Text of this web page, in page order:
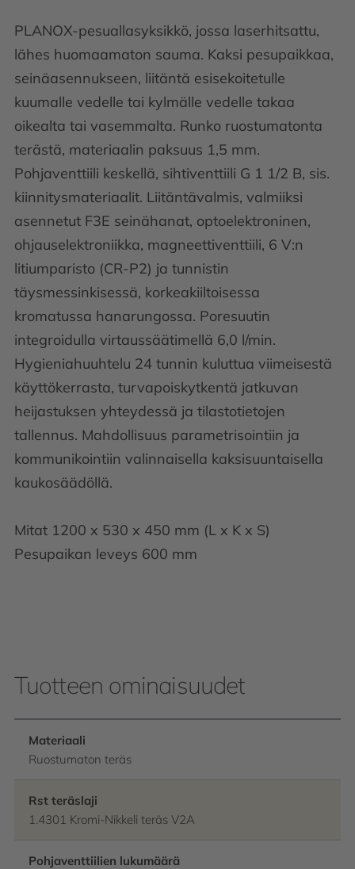
PLANOX-pesuallasyksikkö, jossa laserhitsattu,
lähes huomaamaton sauma. Kaksi pesupaikkaa,
seinäasennukseen, liitäntä esisekoitetulle
kuumalle vedelle tai kylmälle vedelle takaa
oikealta tai vasemmalta. Runko ruostumatonta
terästä, materiaalin paksuus 1,5 mm.
Pohjaventtiili keskellä, sihtiventtiili G 1 1/2 B, sis.
kiinnitysmateriaalit. Liitäntävalmis, valmiiksi
asennetut F3E seinähanat, optoelektroninen,
ohjauselektroniikka, magneettiventtiili, 6 V:n
litiumparisto (CR-P2) ja tunnistin
täysmessinkisessä, korkeakiiltoisessa
kromatussa hanarungossa. Poresuutin
integroidulla virtaussäätimellä 6,0 l/min.
Hygieniahuuhtelu 24 tunnin kuluttua viimeisestä
käyttökerrasta, turvapoiskytkentä jatkuvan
heijastuksen yhteydessä ja tilastotietojen
tallennus. Mahdollisuus parametrisointiin ja
kommunikointiin valinnaisella kaksisuuntaisella
kaukosäädöllä.
Mitat 1200 x 530 x 450 mm (L x K x S)
Pesupaikan leveys 600 mm
Tuotteen ominaisuudet
Materiaali
Ruostumaton teräs
Rst teräslaji
1.4301 Kromi-Nikkeli teräs V2A
Pohjaventtiilien lukumäärä